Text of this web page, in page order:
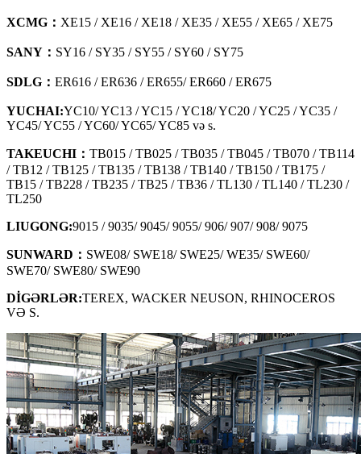
XCMG： XE15 / XE16 / XE18 / XE35 / XE55 / XE65 / XE75
SANY： SY16 / SY35 / SY55 / SY60 / SY75
SDLG： ER616 / ER636 / ER655/ ER660 / ER675
YUCHAI:YC10/ YC13 / YC15 / YC18/ YC20 / YC25 / YC35 /
YC45/ YC55 / YC60/ YC65/ YC85 və s.
TAKEUCHI： TB015 / TB025 / TB035 / TB045 / TB070 / TB114
/ TB12 / TB125 / TB135 / TB138 / TB140 / TB150 / TB175 /
TB15 / TB228 / TB235 / TB25 / TB36 / TL130 / TL140 / TL230 /
TL250
LIUGONG:9015 / 9035/ 9045/ 9055/ 906/ 907/ 908/ 9075
SUNWARD： SWE08/ SWE18/ SWE25/ WE35/ SWE60/
SWE70/ SWE80/ SWE90
DİGƏRLƏR:TEREX, WACKER NEUSON, RHINOCEROS
VƏ S.